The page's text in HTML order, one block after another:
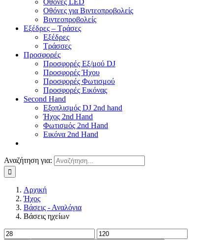
Οθόνες LED
Οθόνες για Βιντεοπροβολείς
Βιντεοπροβολείς
Εξέδρες – Τράσες
Εξέδρες
Τράσσες
Προσφορές
Προσφορές Εξ/μού DJ
Προσφορές Ήχου
Προσφορές Φωτισμού
Προσφορές Εικόνας
Second Hand
Εξοπλισμός DJ 2nd hand
Ήχος 2nd Hand
Φωτισμός 2nd Hand
Εικόνα 2nd Hand
Αναζήτηση για:
Αρχική
Ήχος
Βάσεις - Αναλόγια
Βάσεις ηχείων